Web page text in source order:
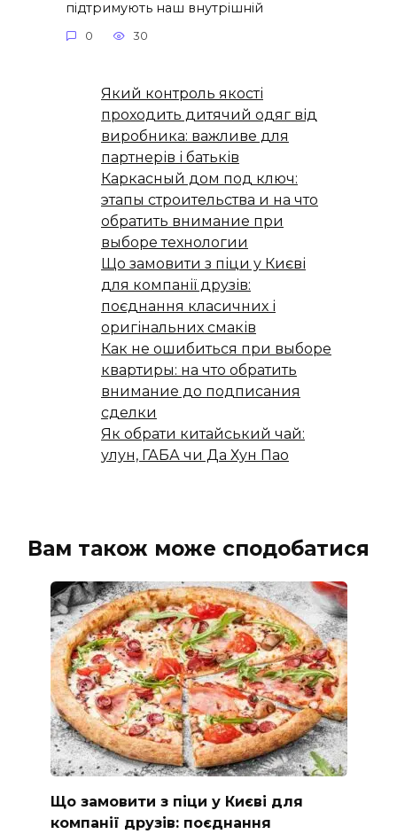
підтримують наш внутрішній
0 30
Який контроль якості
проходить дитячий одяг від
виробника: важливе для
партнерів і батьків
Каркасный дом под ключ:
этапы строительства и на что
обратить внимание при
выборе технологии
Що замовити з піци у Києві
для компанії друзів:
поєднання класичних і
оригінальних смаків
Как не ошибиться при выборе
квартиры: на что обратить
внимание до подписания
сделки
Як обрати китайський чай:
улун, ГАБА чи Да Хун Пао
Вам також може сподобатися
Що замовити з піци у Києві для
компанії друзів: поєднання